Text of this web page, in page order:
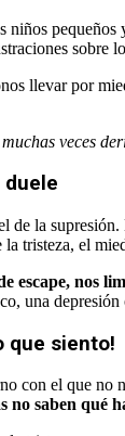
niños pequeños
sobre
llevar por
veces
duele
de la supresión.
tristeza, el
escape, nos
una
que siento!
con el que
no saben qué